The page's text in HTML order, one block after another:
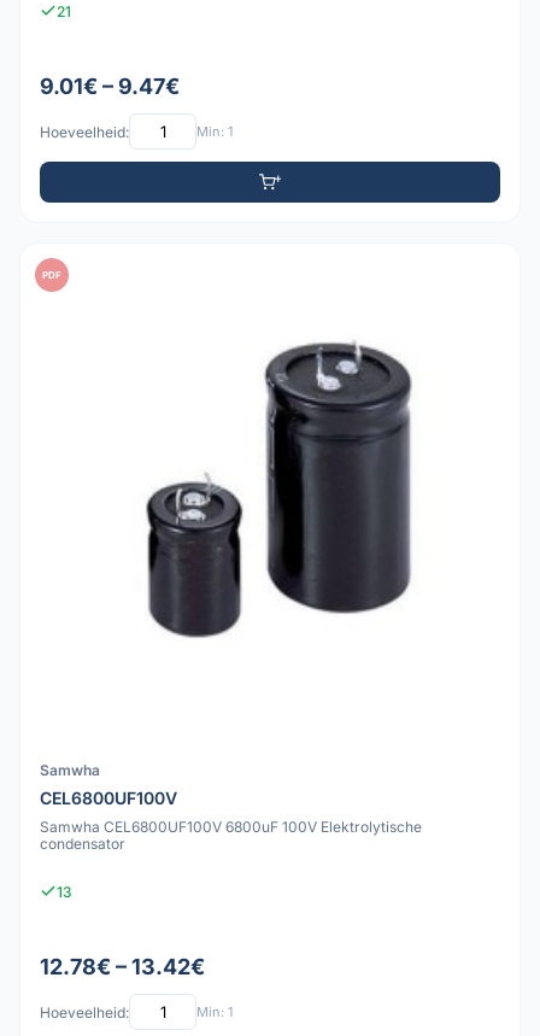
21
9.01€ – 9.47€
Hoeveelheid: Min: 1
PDF
Samwha
CEL6800UF100V
Samwha CEL6800UF100V 6800uF 100V Elektrolytische
condensator
13
12.78€ – 13.42€
Hoeveelheid: Min: 1